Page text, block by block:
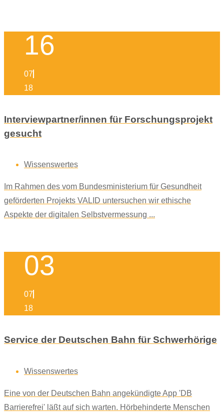
16
07
18
Interviewpartner/innen für Forschungsprojekt
gesucht
Wissenswertes
Im Rahmen des vom Bundesministerium für Gesundheit
geförderten Projekts VALID untersuchen wir ethische
Aspekte der digitalen Selbstvermessung ...
03
07
18
Service der Deutschen Bahn für Schwerhörige
Wissenswertes
Eine von der Deutschen Bahn angekündigte App 'DB
Barrierefrei' läßt auf sich warten. Hörbehinderte Menschen